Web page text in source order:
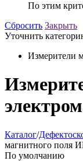
По этим
Сбросить Закрыть
Уточнить
Измерители
Каталог/
магнитного поля
По умолчанию